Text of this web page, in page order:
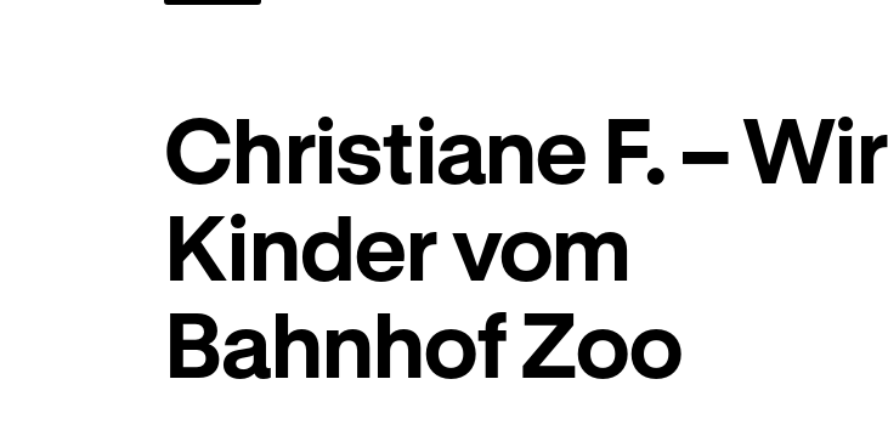
Christiane F. – Wir
Kinder vom
Bahnhof Zoo